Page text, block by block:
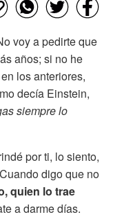
voy a pedirte que
años; si no he
los anteriores,
decía Einstein,
siempre lo
por ti, lo siento,
digo que no
quien lo trae
a darme días.